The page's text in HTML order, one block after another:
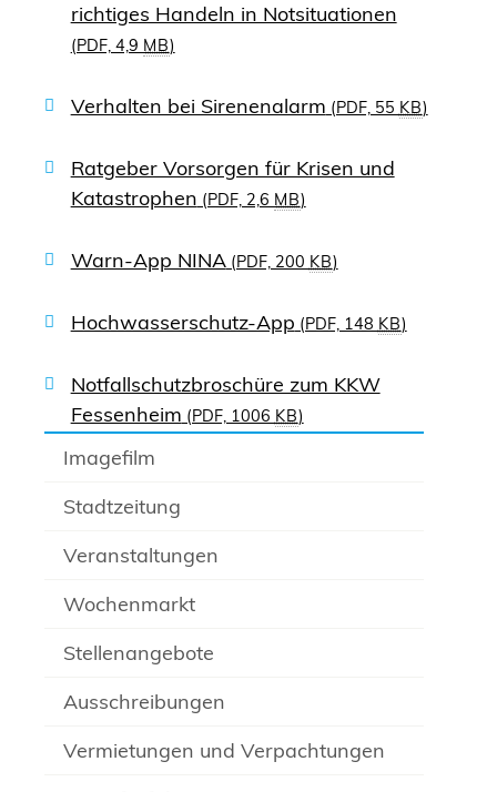
Imagefilm
Stadtzeitung
Veranstaltungen
Wochenmarkt
Stellenangebote
Ausschreibungen
Vermietungen und Verpachtungen
richtiges Handeln in Notsituationen
(PDF, 4,9 MB)
Verhalten bei Sirenenalarm (PDF, 55 KB)
Ratgeber Vorsorgen für Krisen und
Katastrophen (PDF, 2,6 MB)
Warn-App NINA(PDF, 200 KB)
Hochwasserschutz-App (PDF, 148 KB)
Notfallschutzbroschüre zum KKW
Fessenheim (PDF, 1006 KB)